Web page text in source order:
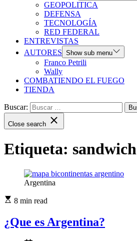
GEOPOLITICA
DEFENSA
TECNOLOGÍA
RED FEDERAL
ENTREVISTAS
AUTORES Show sub menu
Franco Petrili
Wally
COMBATIENDO EL FUEGO
TIENDA
Buscar:
Close search
Etiqueta: sandwich
Argentina
8 min read
¿Que es Argentina?